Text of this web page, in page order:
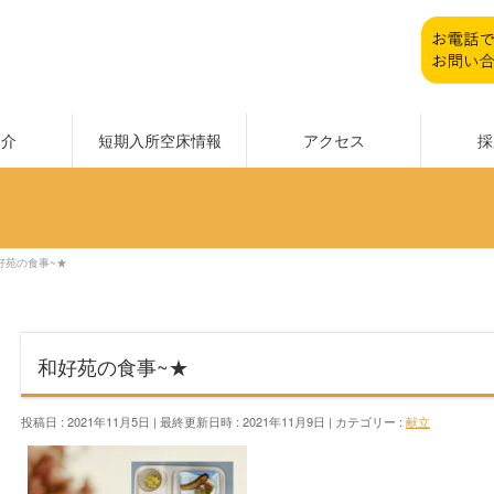
短期入所空床情報 アクセス
苑の食事~★
和好苑の食事~★
投稿日 : 2021年11月5日 最終更新日時 : 2021年11月9日 カテゴリー : 献立